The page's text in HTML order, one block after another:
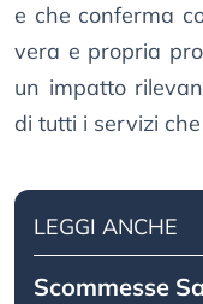
e che conferma
vera e propria
un impatto
di tutti i servizi
LEGGI ANCHE
Scommesse